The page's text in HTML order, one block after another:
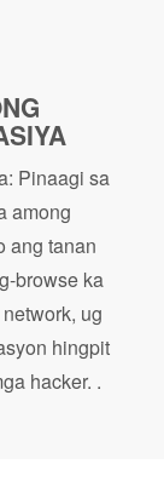
Pinaagi sa
among
ang tanan
browse ka
ug
hingpit
hacker. .